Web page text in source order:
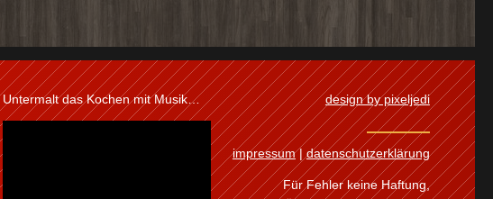
Untermalt das Kochen mit Musik… design by pixeljedi
impressum| datenschutzerklärung
Für Fehler keine Haftung,